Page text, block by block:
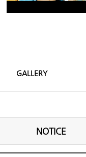
GALLERY
NOTICE